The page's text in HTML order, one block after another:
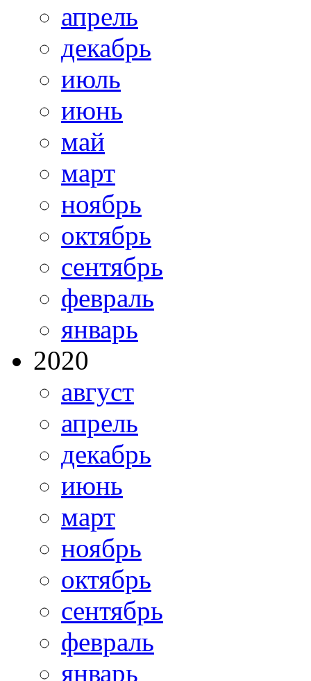
апрель
декабрь
июль
июнь
май
март
ноябрь
октябрь
сентябрь
февраль
январь
2020
август
апрель
декабрь
июнь
март
ноябрь
октябрь
сентябрь
февраль
январь